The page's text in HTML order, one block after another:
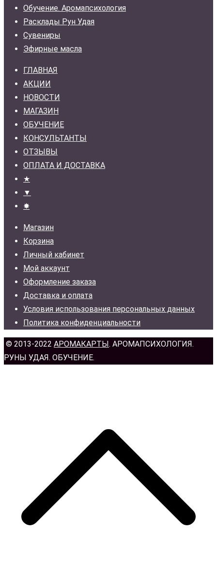
Обучение. Аромапсихология
Расклады Рун Удая
Сувениры
Эфирные масла
ГЛАВНАЯ
АКЦИИ
НОВОСТИ
МАГАЗИН
ОБУЧЕНИЕ
КОНСУЛЬТАНТЫ
ОТЗЫВЫ
ОПЛАТА И ДОСТАВКА
★
▼
✸
Магазин
Корзина
Личный кабинет
Мой аккаунт
Оформление заказа
Доставка и оплата
Условия использования персональных данных
Политика конфиденциальности
© 2013-2022 АРОМАКАРТЫ . АРОМАПСИХОЛОГИЯ.
РУНЫ УДАЯ. ОБУЧЕНИЕ.